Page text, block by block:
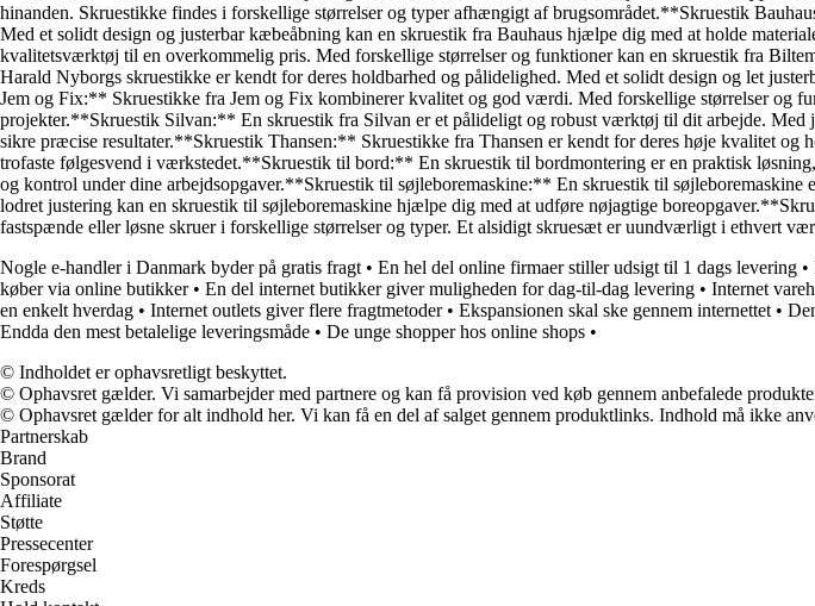
hinanden. Skruestikke findes i forskellige størrelser og typer afhængigt af brugsområdet.**Skruestik
Med et solidt design og justerbar kæbeåbning kan en skruestik fra Bauhaus hjælpe dig med at holde
kvalitetsværktøj til en overkommelig pris. Med forskellige størrelser og funktioner kan en skruestik fra
Harald Nyborgs skruestikke er kendt for deres holdbarhed og pålidelighed. Med et solidt design og let
Jem og Fix:** Skruestikke fra Jem og Fix kombinerer kvalitet og god værdi. Med forskellige størrelser og
projekter.**Skruestik Silvan:** En skruestik fra Silvan er et pålideligt og robust værktøj til dit arbejde.
sikre præcise resultater.**Skruestik Thansen:** Skruestikke fra Thansen er kendt for deres høje kvalitet
trofaste følgesvend i værkstedet.**Skruestik til bord:** En skruestik til bordmontering er en praktisk
og kontrol under dine arbejdsopgaver.**Skruestik til søjleboremaskine:** En skruestik til
lodret justering kan en skruestik til søjleboremaskine hjælpe dig med at udføre nøjagtige
fastspænde eller løsne skruer i forskellige størrelser og typer. Et alsidigt skruesæt er uundværligt i ethvert
Nogle e-handler i Danmark byder på gratis fragt • En hel del online firmaer stiller udsigt til 1 dags levering •
køber via online butikker• En del internet butikker giver muligheden for dag-til-dag levering • Internet
en enkelt hverdag • Internet outlets giver flere fragtmetoder• Ekspansionen skal ske gennem internettet •
Endda den mest betalelige leveringsmåde • De unge shopper hos online shops •
© Indholdet er ophavsretligt beskyttet.
© Ophavsret gælder. Vi samarbejder med partnere og kan få provision ved køb gennem anbefalede
© Ophavsret gælder for alt indhold her. Vi kan få en del af salget gennem produktlinks. Indhold må ikke
Partnerskab
Brand
Sponsorat
Affiliate
Støtte
Pressecenter
Forespørgsel
Kreds